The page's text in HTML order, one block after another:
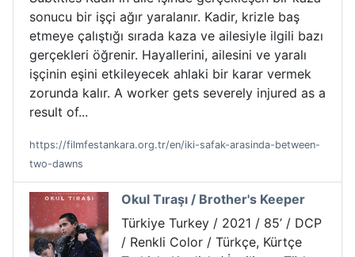
sonucu bir işçi ağır yaralanır. Kadir, krizle baş
etmeye çalıştığı sırada kaza ve ailesiyle ilgili bazı
gerçekleri öğrenir. Hayallerini, ailesini ve yaralı
işçinin eşini etkileyecek ahlaki bir karar vermek
zorunda kalır. A worker gets severely injured as a
result of...
https://filmfestankara.org.tr/en/iki-safak-arasinda-between-
two-dawns
Okul Tıraşı / Brother's Keeper
Türkiye Turkey / 2021 / 85’ / DCP
/ Renkli Color / Türkçe, Kürtçe